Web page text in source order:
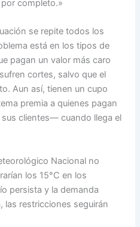
completo.»
se repite todos los
está en los tipos de
pagan un valor más caro
cortes, salvo que el
Aun así, tienen un cupo
premia a quienes pagan
clientes— cuando llega el
Nacional no
los 15°C en los
persista y la demanda
las restricciones seguirán